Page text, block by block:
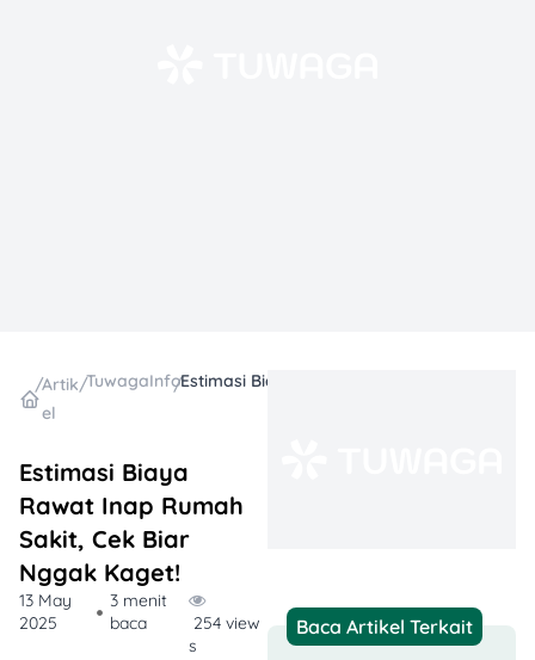
/Artik
el
/TuwagaInfo
/
Estimasi Biaya
Rawat Inap Rumah
Sakit, Cek Biar
Nggak Kaget!
13 May
2025
3 menit
baca
254 view
s
Baca Artikel Terkait